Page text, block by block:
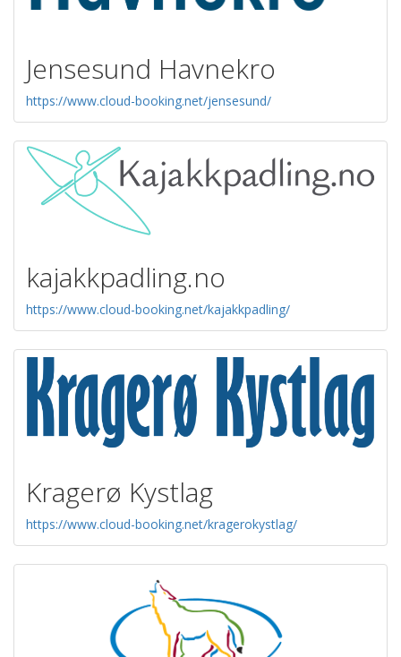
Jensesund Havnekro
https://www.cloud-booking.net/jensesund/
kajakkpadling.no
https://www.cloud-booking.net/kajakkpadling/
Kragerø Kystlag
https://www.cloud-booking.net/kragerokystlag/